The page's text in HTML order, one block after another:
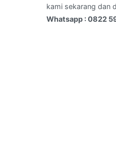
0822
kami sekarang dan
Whatsapp : 0822